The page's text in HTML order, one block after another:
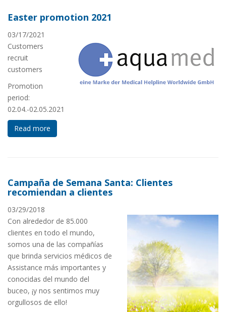
Easter promotion 2021
03/17/2021
Customers
recruit
customers
Promotion
period:
02.04.-02.05.2021
Read more
Campaña de Semana Santa: Clientes
recomiendan a clientes
03/29/2018
Con alrededor de 85.000
clientes en todo el mundo,
somos una de las compañías
que brinda servicios médicos de
Assistance más importantes y
conocidas del mundo del
buceo, ¡y nos sentimos muy
orgullosos de ello!